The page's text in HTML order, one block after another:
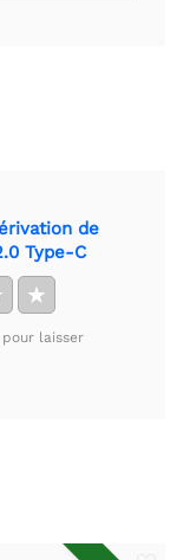
de
Type-C
★
laisser